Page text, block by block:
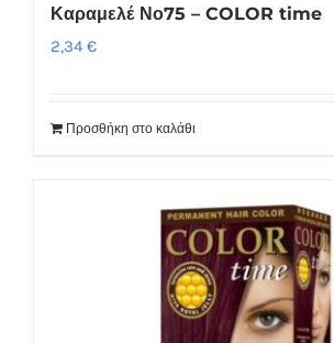
Καραμελέ Νο75 – COLOR time
2,34 €
Προσθήκη στο καλάθι